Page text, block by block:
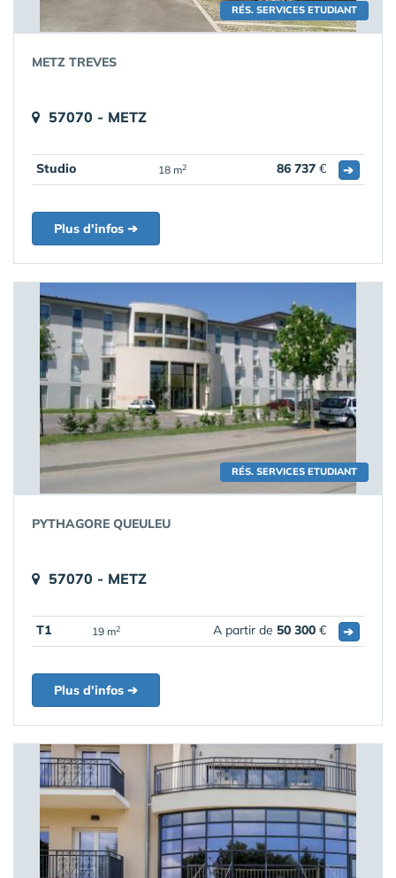
RÉS. SERVICES ETUDIANT
METZ TREVES
57070 - METZ
Studio 18 m2 86 737 € ➔
Plus d'infos ➔
RÉS. SERVICES ETUDIANT
PYTHAGORE QUEULEU
57070 - METZ
T1 19 m2 A partir de 50 300 € ➔
Plus d'infos ➔